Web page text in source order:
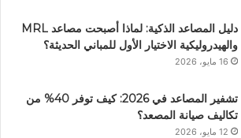
دليل المصاعد الذكية: لماذا أصبحت مصاعد MRL
والهيدروليكية الاختيار الأول للمباني الحديثة؟
16 مايو، 2026
تشفير المصاعد في 2026: كيف توفر 40% من
تكاليف صيانة المصعد؟
12 مايو، 2026